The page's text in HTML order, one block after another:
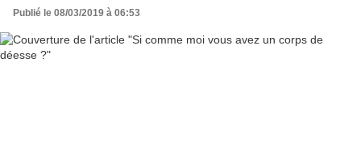
Publié le 08/03/2019 à 06:53